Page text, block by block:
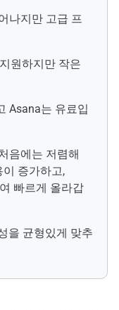
나지만 고급 프
원하지만 작은
Asana는 유료입
음에는 저렴해
이 증가하고,
빠르게 올라갑
을 균형있게 맞추